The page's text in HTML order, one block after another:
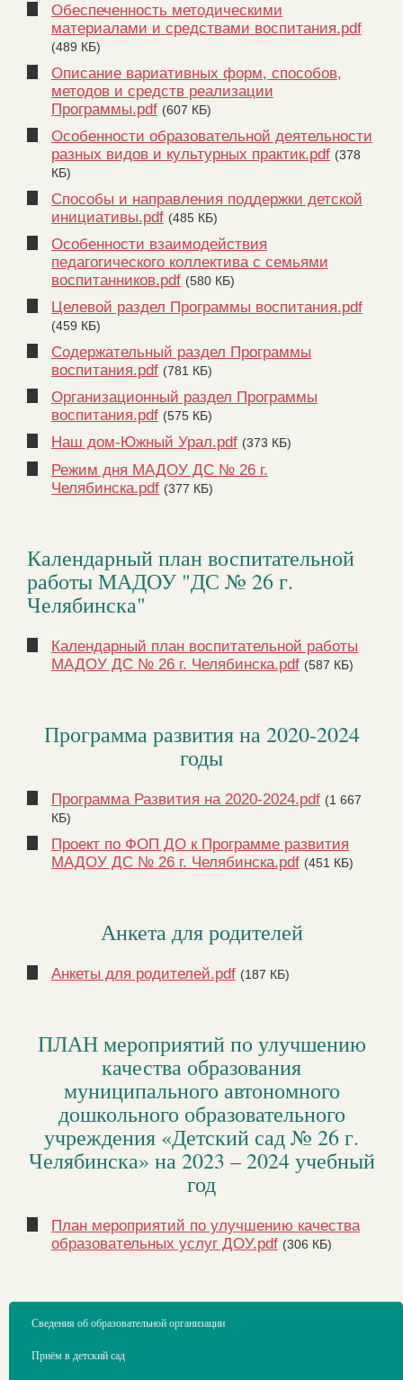
Обеспеченность методическими
материалами и средствами воспитания.pdf
(489 КБ)
Описание вариативных форм, способов,
методов и средств реализации
Программы.pdf (607 КБ)
Особенности образовательной деятельности
разных видов и культурных практик.pdf (378
КБ)
Способы и направления поддержки детской
инициативы.pdf (485 КБ)
Особенности взаимодействия
педагогического коллектива с семьями
воспитанников.pdf (580 КБ)
Целевой раздел Программы воспитания.pdf
(459 КБ)
Содержательный раздел Программы
воспитания.pdf (781 КБ)
Организационный раздел Программы
воспитания.pdf (575 КБ)
Наш дом-Южный Урал.pdf (373 КБ)
Режим дня МАДОУ ДС № 26 г.
Челябинска.pdf (377 КБ)
Календарный план воспитательной
работы МАДОУ "ДС № 26 г.
Челябинска"
Календарный план воспитательной работы
МАДОУ ДС № 26 г. Челябинска.pdf (587 КБ)
Программа развития на 2020-2024
годы
Программа Развития на 2020-2024.pdf (1 667
КБ)
Проект по ФОП ДО к Программе развития
МАДОУ ДС № 26 г. Челябинска.pdf (451 КБ)
Анкета для родителей
Анкеты для родителей.pdf (187 КБ)
ПЛАН мероприятий по улучшению
качества образования
муниципального автономного
дошкольного образовательного
учреждения «Детский сад № 26 г.
Челябинска» на 2023 – 2024 учебный
год
План мероприятий по улучшению качества
образовательных услуг ДОУ.pdf (306 КБ)
Сведения об образовательной организации
Приём в детский сад